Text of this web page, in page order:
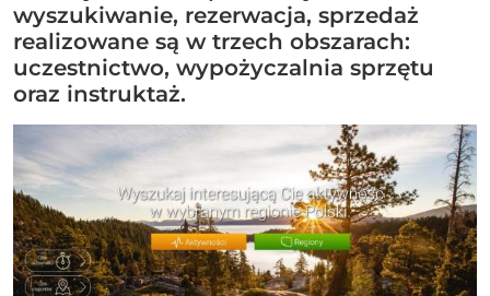
wyszukiwanie, rezerwacja, sprzedaż
realizowane są w trzech obszarach:
uczestnictwo, wypożyczalnia sprzętu
oraz instruktaż.